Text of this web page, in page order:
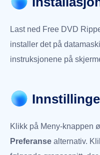
GIF-
skaper
4.4
4.5
Last ned Free DVD
installer det på
instruksjonene på
Klikk på Meny-knappen
Preferanse alternativ.